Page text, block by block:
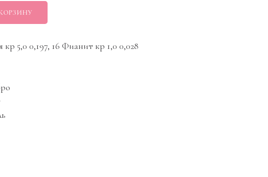
5,0 0,197, 16 Фианит кр 1,0 0,028